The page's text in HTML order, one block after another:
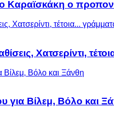
Καραϊσκάκη ο
Χατσερίντι,
για Βίλεμ, Βόλο και